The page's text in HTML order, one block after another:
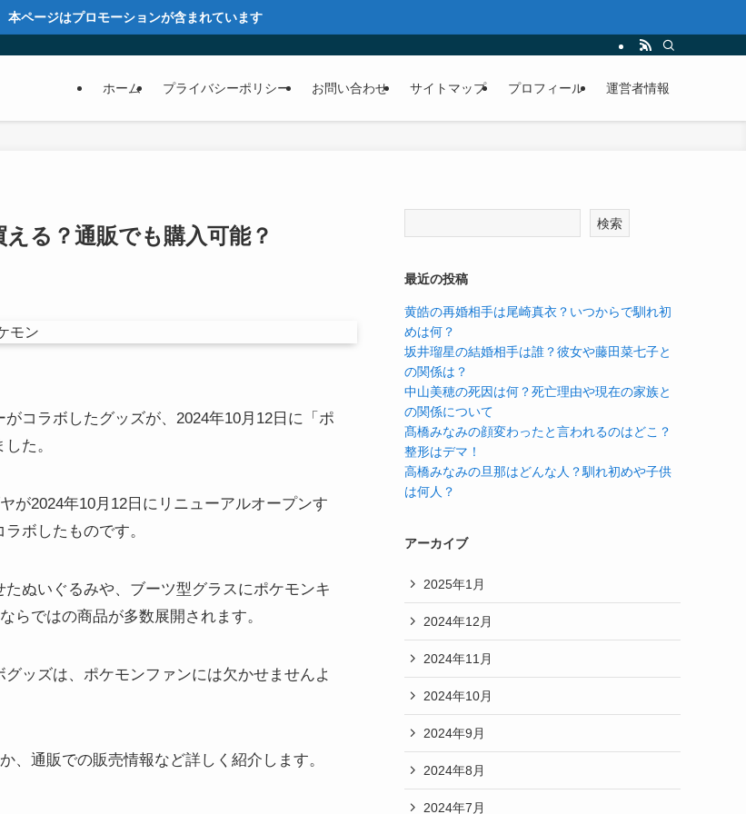
本ページはプロモーションが含まれています
ホーム プライバシーポリシー お問い合わせ サイトマップ プロフィール 運営者情報
る？通販でも購入可能？
コラボしたグッズが、2024年10月12日に「ポ
た。
が2024年10月12日にリニューアルオープンす
ボしたものです。
ぬいぐるみや、ブーツ型グラスにポケモンキ
らではの商品が多数展開されます。
ッズは、ポケモンファンには欠かせませんよ
、通販での販売情報など詳しく紹介します。
検索
最近の投稿
黄皓の再婚相手は尾崎真衣？いつからで馴れ初
めは何？
坂井瑠星の結婚相手は誰？彼女や藤田菜七子と
の関係は？
中山美穂の死因は何？死亡理由や現在の家族と
の関係について
髙橋みなみの顔変わったと言われるのはどこ？
整形はデマ！
高橋みなみの旦那はどんな人？馴れ初めや子供
は何人？
アーカイブ
2025年1月
2024年12月
2024年11月
2024年10月
2024年9月
2024年8月
2024年7月